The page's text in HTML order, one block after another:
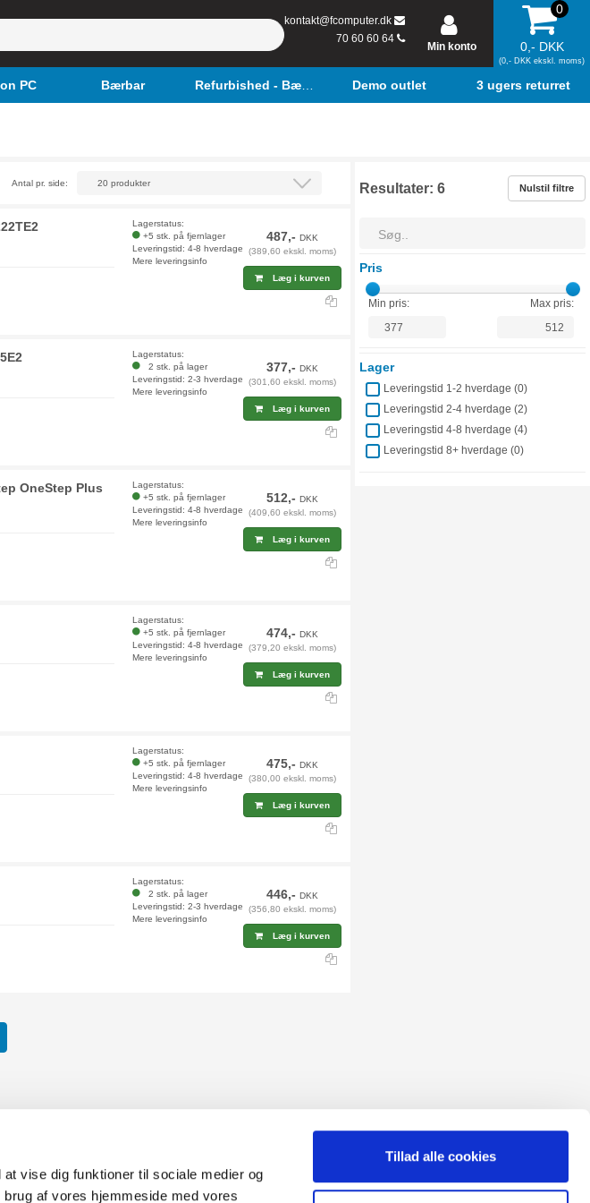
vise dig funktioner til sociale medier og
af vores hjemmeside med vores
Tillad alle cookies
kontakt@fcomputer.dk
70 60 60 64
Min konto
0
0,- DKK
(0,- DKK ekskl. moms)
PC Bærbar Refurbished - Bærbar Demo outlet 3 ugers returret
Resultater:6 Nulstil filtre
Pris
Min pris: Max pris:
Lager
Leveringstid 1-2 hverdage (0)
Leveringstid 2-4 hverdage (2)
Leveringstid 4-8 hverdage (4)
Leveringstid 8+ hverdage (0)
Antal pr. side:
Lagerstatus:
+5 stk. på fjernlager
Leveringstid: 4-8 hverdage
Mere leveringsinfo
487,-DKK
(389,60 ekskl. moms)
Læg i kurven
Lagerstatus:
2 stk. på lager
Leveringstid: 2-3 hverdage
Mere leveringsinfo
377,-DKK
(301,60 ekskl. moms)
Læg i kurven
OneStep Plus
Lagerstatus:
+5 stk. på fjernlager
Leveringstid: 4-8 hverdage
Mere leveringsinfo
512,-DKK
(409,60 ekskl. moms)
Læg i kurven
Lagerstatus:
+5 stk. på fjernlager
Leveringstid: 4-8 hverdage
Mere leveringsinfo
474,-DKK
(379,20 ekskl. moms)
Læg i kurven
Lagerstatus:
+5 stk. på fjernlager
Leveringstid: 4-8 hverdage
Mere leveringsinfo
475,-DKK
(380,00 ekskl. moms)
Læg i kurven
Lagerstatus:
2 stk. på lager
Leveringstid: 2-3 hverdage
Mere leveringsinfo
446,-DKK
(356,80 ekskl. moms)
Læg i kurven